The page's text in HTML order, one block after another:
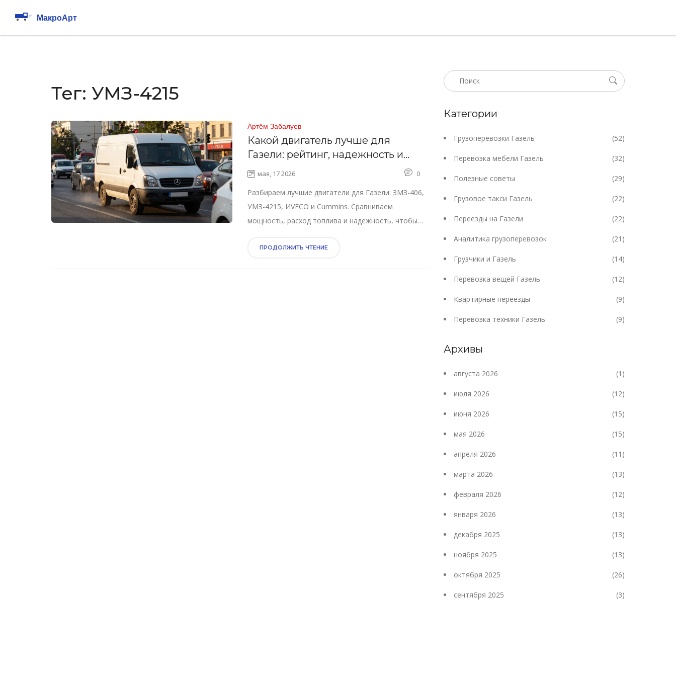
Тег: УМЗ-4215
Артём Забалуев
Какой двигатель лучше для
Газели: рейтинг, надежность и
расход топлива
мая, 17 2026 0
Разбираем лучшие двигатели для Газели: ЗМЗ-406,
УМЗ-4215, ИVECO и Cummins. Сравниваем
мощность, расход топлива и надежность, чтобы
ПРОДОЛЖИТЬ ЧТЕНИЕ
Категории
Грузоперевозки Газель (52)
Перевозка мебели Газель (32)
Полезные советы (29)
Грузовое такси Газель (22)
Переезды на Газели (22)
Аналитика грузоперевозок (21)
Грузчики и Газель (14)
Перевозка вещей Газель (12)
Квартирные переезды (9)
Перевозка техники Газель (9)
Архивы
августа 2026 (1)
июля 2026 (12)
июня 2026 (15)
мая 2026 (15)
апреля 2026 (11)
марта 2026 (13)
февраля 2026 (12)
января 2026 (13)
декабря 2025 (13)
ноября 2025 (13)
октября 2025 (26)
сентября 2025 (3)